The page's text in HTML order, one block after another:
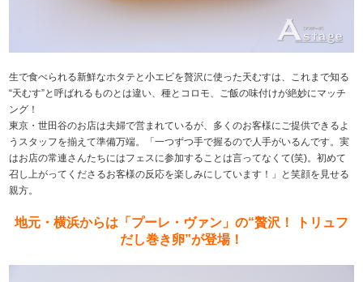
生で食べられる新鮮なホタテと小エビを贅沢に使った天むすは、これまで知る
“天むす”と呼ばれるものとは違い、種とコロモ、ご飯の味付けが絶妙にマッチ
ング！
東京・世田谷のお店は夫婦で営まれているが、多くのお客様にご提供できるよ
うスタッフを揃えて準備万端。「一つずつ手で握るので人手がいるんです。実
はお店の常連さんたちにはフェスに参加することは言ってなくて(笑)。初めて
召し上がってくださるお客様の反応を楽しみにしています！」と笑顔を見せる
親方。
地元・横浜からは「プーレ・ヴァン」の“贅沢！ トリュフ
だし巻き卵”が登場！